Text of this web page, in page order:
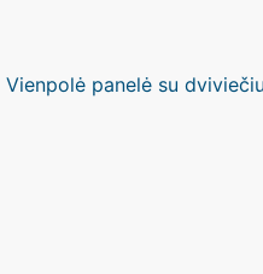
Vienpolė panelė su